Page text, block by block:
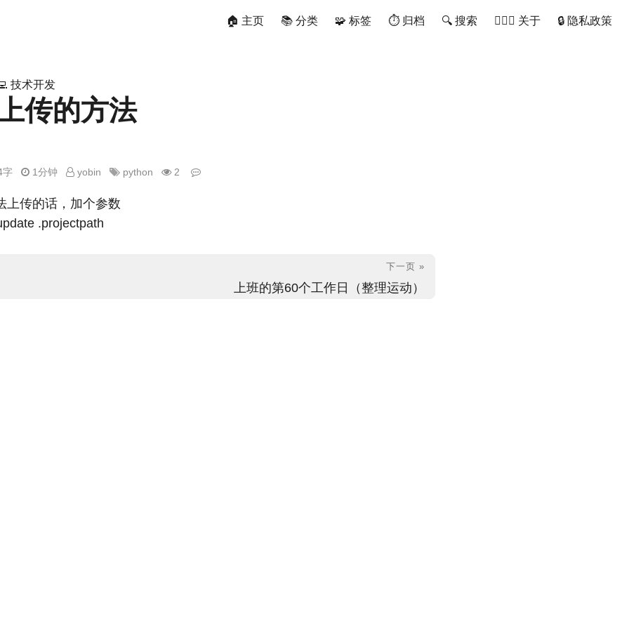
🏠 主页 📚 分类 🧩 标签 ⏱ 归档 🔍 搜索 🙋🏻‍♂️ 关于 🔒 隐私政策
技术开发
传的方法
字 1分钟 yobin python 2
上传的话，加个参数
.projectpath
下一页 »
上班的第60个工作日（整理运动）